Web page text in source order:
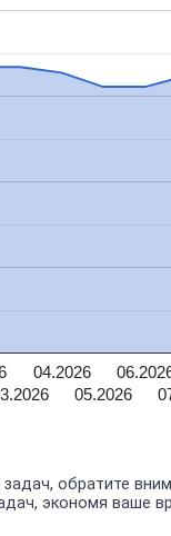
04.2026
05.2026
обратите
экономя ваше